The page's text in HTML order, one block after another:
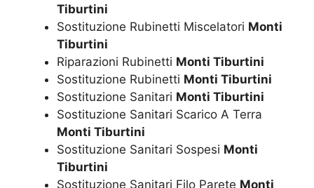
Tiburtini
Sostituzione Rubinetti Miscelatori Monti
Tiburtini
Riparazioni Rubinetti Monti Tiburtini
Sostituzione Rubinetti Monti Tiburtini
Sostituzione Sanitari Monti Tiburtini
Sostituzione Sanitari Scarico A Terra
Monti Tiburtini
Sostituzione Sanitari Sospesi Monti
Tiburtini
Sostituzione Sanitari Filo Parete Monti